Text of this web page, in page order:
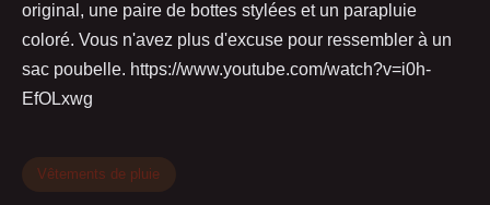
original, une paire de bottes stylées et un parapluie
coloré. Vous n'avez plus d'excuse pour ressembler à un
sac poubelle. https://www.youtube.com/watch?v=i0h-
EfOLxwg
Vêtements de pluie